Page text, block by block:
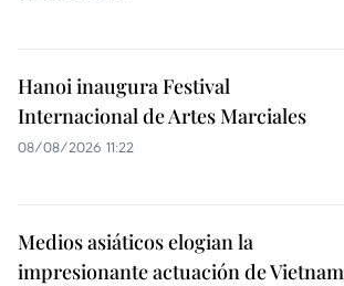
Hanoi inaugura Festival
Internacional de Artes Marciales
08/08/2026 11:22
Medios asiáticos elogian la
impresionante actuación de Vietnam